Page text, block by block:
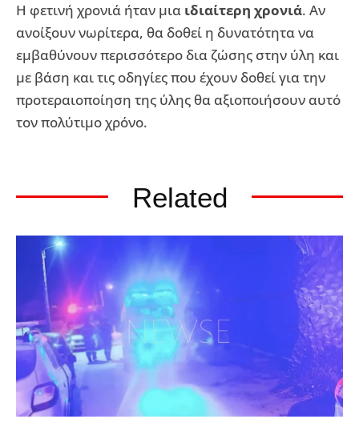
Η φετινή χρονιά ήταν μια ιδιαίτερη χρονιά. Αν
ανοίξουν νωρίτερα, θα δοθεί η δυνατότητα να
εμβαθύνουν περισσότερο δια ζώσης στην ύλη και
με βάση και τις οδηγίες που έχουν δοθεί για την
προτεραιοποίηση της ύλης θα αξιοποιήσουν αυτό
τον πολύτιμο χρόνο.
Related